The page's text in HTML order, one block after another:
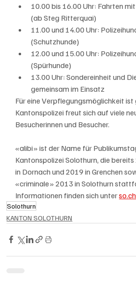
10.00 bis 16.00 Uhr: Fahrten
(ab Steg Ritterquai)
11.00 und 14.00 Uhr:
(Schutzhunde)
12.00 und 15.00 Uhr:
(Spürhunde)
13.00 Uhr: Sondereinheit und
gemeinsam im Einsatz
Für eine Verpflegungsmöglichkeit ist
Kantonspolizei freut sich auf viele
Besucherinnen und Besucher.
«alibi» ist der Name für
Kantonspolizei Solothurn, die
in Dornach und 2019 in Grenchen
«criminale» 2013 in Solothurn
Informationen finden sich unter
Solothurn
KANTON SOLOTHURN